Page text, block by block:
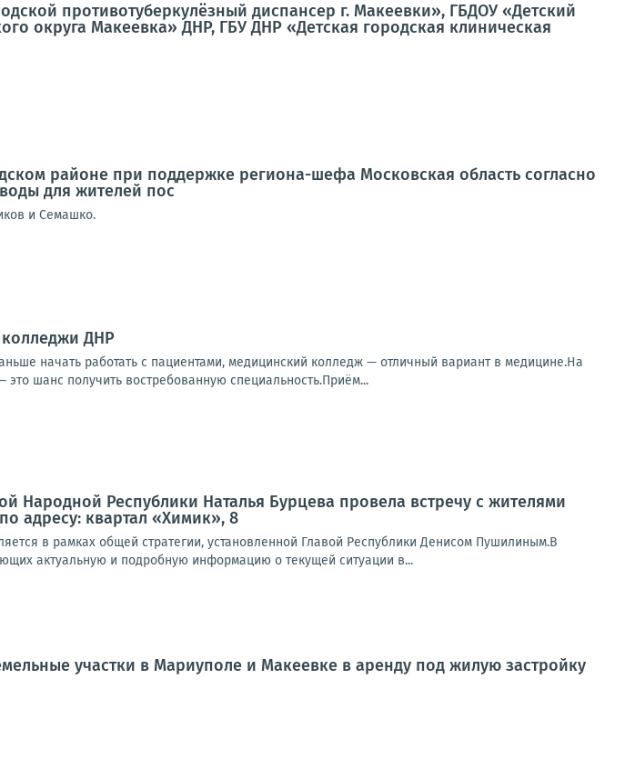
противотуберкулёзный диспансер г. Макеевки», ГБДОУ «Детский
округа Макеевка» ДНР, ГБУ ДНР «Детская городская клиническая
районе при поддержке региона-шефа Московская область согласно
для жителей пос
и Семашко.
ДНР
начать работать с пациентами, медицинский колледж — отличный вариант в медицине.На
шанс получить востребованную специальность.Приём...
Народной Республики Наталья Бурцева провела встречу с жителями
адресу: квартал «Химик», 8
в рамках общей стратегии, установленной Главой Республики Денисом Пушилиным.В
актуальную и подробную информацию о текущей ситуации в...
участки в Мариуполе и Макеевке в аренду под жилую застройку